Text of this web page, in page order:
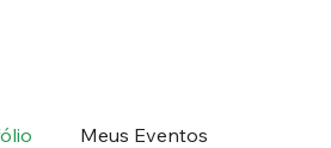
Meus Eventos